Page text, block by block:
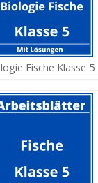
Fische Klasse 5